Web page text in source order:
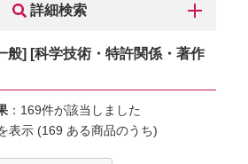
詳細検索
般] [科学技術・特許関係・著作
：169件が該当しました
表示 (169 ある商品のうち)